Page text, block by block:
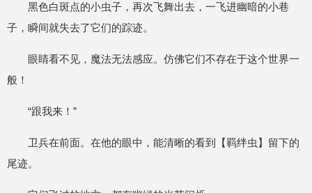
黑色白斑点的小虫子，再次飞舞出去，一飞进幽暗的小巷
子，瞬间就失去了它们的踪迹。
眼睛看不见，魔法无法感应。仿佛它们不存在于这个世界一
般！
“跟我来！”
卫兵在前面。在他的眼中，能清晰的看到【羁绊虫】留下的
尾迹。